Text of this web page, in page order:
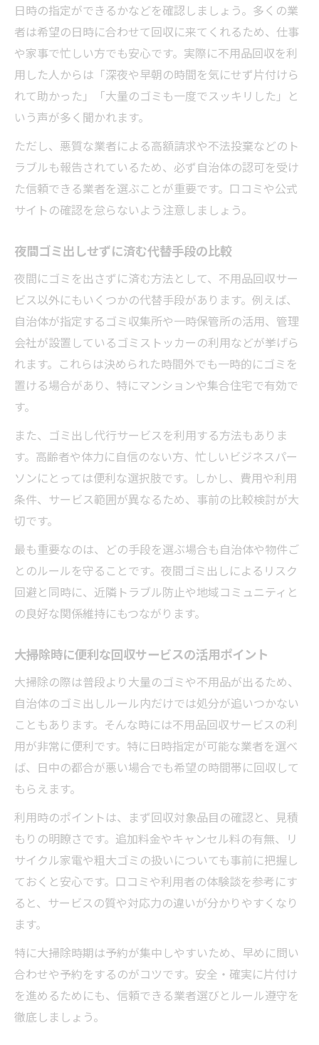
日時の指定ができるかなどを確認しましょう。多くの業
者は希望の日時に合わせて回収に来てくれるため、仕事
や家事で忙しい方でも安心です。実際に不用品回収を利
用した人からは「深夜や早朝の時間を気にせず片付けら
れて助かった」「大量のゴミも一度でスッキリした」と
いう声が多く聞かれます。
ただし、悪質な業者による高額請求や不法投棄などのト
ラブルも報告されているため、必ず自治体の認可を受け
た信頼できる業者を選ぶことが重要です。口コミや公式
サイトの確認を怠らないよう注意しましょう。
夜間ゴミ出しせずに済む代替手段の比較
夜間にゴミを出さずに済む方法として、不用品回収サー
ビス以外にもいくつかの代替手段があります。例えば、
自治体が指定するゴミ収集所や一時保管所の活用、管理
会社が設置しているゴミストッカーの利用などが挙げら
れます。これらは決められた時間外でも一時的にゴミを
置ける場合があり、特にマンションや集合住宅で有効で
す。
また、ゴミ出し代行サービスを利用する方法もありま
す。高齢者や体力に自信のない方、忙しいビジネスパー
ソンにとっては便利な選択肢です。しかし、費用や利用
条件、サービス範囲が異なるため、事前の比較検討が大
切です。
最も重要なのは、どの手段を選ぶ場合も自治体や物件ご
とのルールを守ることです。夜間ゴミ出しによるリスク
回避と同時に、近隣トラブル防止や地域コミュニティと
の良好な関係維持にもつながります。
大掃除時に便利な回収サービスの活用ポイント
大掃除の際は普段より大量のゴミや不用品が出るため、
自治体のゴミ出しルール内だけでは処分が追いつかない
こともあります。そんな時には不用品回収サービスの利
用が非常に便利です。特に日時指定が可能な業者を選べ
ば、日中の都合が悪い場合でも希望の時間帯に回収して
もらえます。
利用時のポイントは、まず回収対象品目の確認と、見積
もりの明瞭さです。追加料金やキャンセル料の有無、リ
サイクル家電や粗大ゴミの扱いについても事前に把握し
ておくと安心です。口コミや利用者の体験談を参考にす
ると、サービスの質や対応力の違いが分かりやすくなり
ます。
特に大掃除時期は予約が集中しやすいため、早めに問い
合わせや予約をするのがコツです。安全・確実に片付け
を進めるためにも、信頼できる業者選びとルール遵守を
徹底しましょう。